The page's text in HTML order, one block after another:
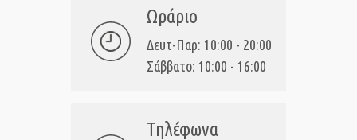
Ωράριο
Δευτ-Παρ: 10:00 - 20:00
Σάββατο: 10:00 - 16:00
Τηλέφωνα